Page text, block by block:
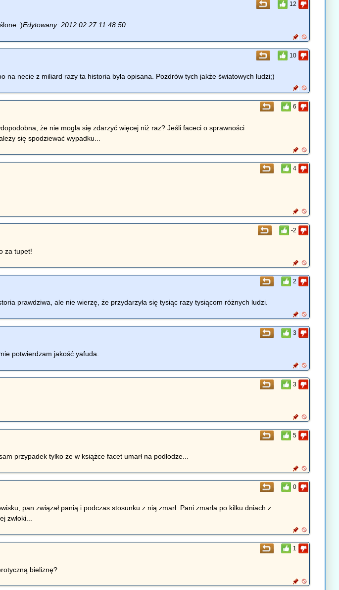
12
:)Edytowany: 2012:02:27 11:48:50
10
na necie z miliard razy ta historia była opisana. Pozdrów tych jakże światowych ludzi;)
6
że nie mogła się zdarzyć więcej niż raz? Jeśli faceci o sprawności
się spodziewać wypadku...
4
-2
za tupet!
2
prawdziwa, ale nie wierzę, że przydarzyła się tysiąc razy tysiącom różnych ludzi.
3
potwierdzam jakość yafuda.
3
5
przypadek tylko że w książce facet umarł na podłodze...
0
pan związał panią i podczas stosunku z nią zmarł. Pani zmarła po kilku dniach z
zwłoki...
1
bieliznę?